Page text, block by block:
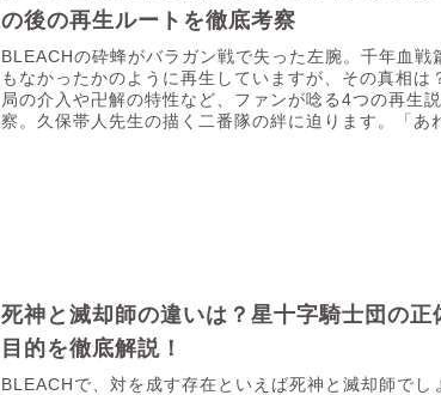
の後の再生ルートを徹底考察
BLEACHの砕蜂がバラガン戦で失った左腕。千年血戦
もなかったかのように再生していますが、その真相は
局の介入や卍解の特性など、ファンが唸る4つの再生
察。久保帯人先生の描く二番隊の絆に迫ります。「あ
死神と滅却師の違いは？星十字騎士団の正
目的を徹底解説！
BLEACHで、対を成す存在といえば死神と滅却師でし